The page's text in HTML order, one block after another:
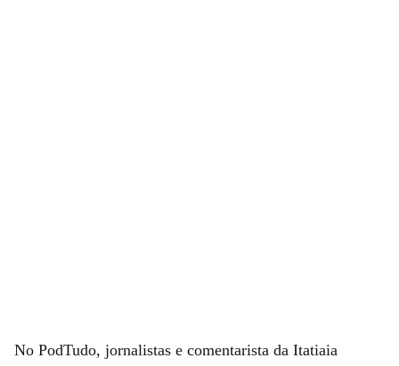
No PodTudo, jornalistas e comentarista da Itatiaia